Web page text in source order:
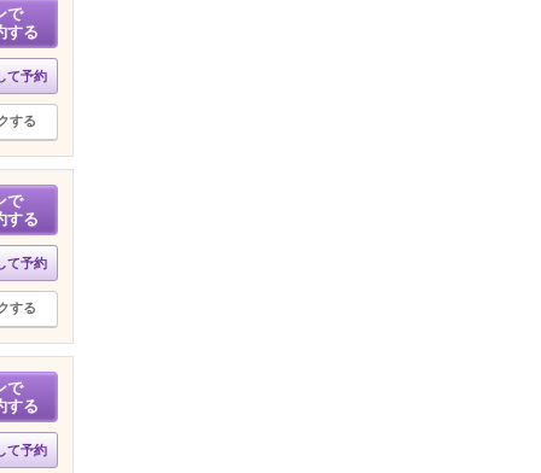
で
する
て予約
する
で
する
て予約
する
で
する
て予約